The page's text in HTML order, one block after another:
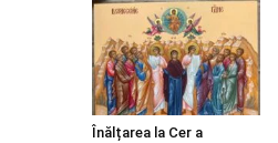
Înălțarea la Cer a